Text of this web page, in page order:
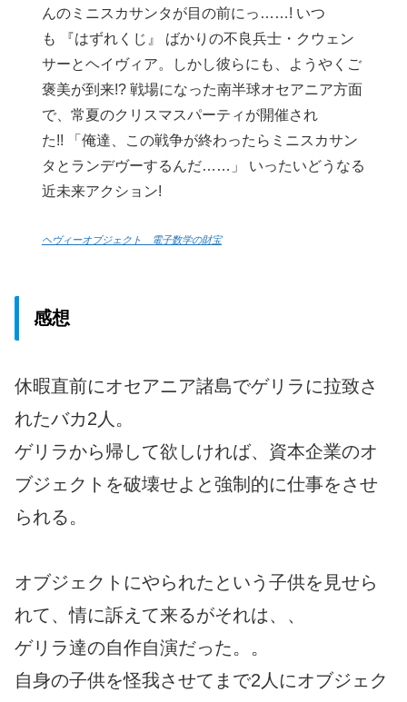
んのミニスカサンタが目の前にっ……! いつ
も 『はずれくじ』 ばかりの不良兵士・クウェン
サーとヘイヴィア。しかし彼らにも、ようやくご
褒美が到来!? 戦場になった南半球オセアニア方面
で、常夏のクリスマスパーティが開催され
た!! 「俺達、この戦争が終わったらミニスカサン
タとランデヴーするんだ……」 いったいどうなる
近未来アクション!
ヘヴィーオブジェクト 電子数学の財宝
感想
休暇直前にオセアニア諸島でゲリラに拉致さ
れたバカ2人。
ゲリラから帰して欲しければ、資本企業のオ
ブジェクトを破壊せよと強制的に仕事をさせ
られる。
オブジェクトにやられたという子供を見せら
れて、情に訴えて来るがそれは、、
ゲリラ達の自作自演だった。。
自身の子供を怪我させてまで2人にオブジェク